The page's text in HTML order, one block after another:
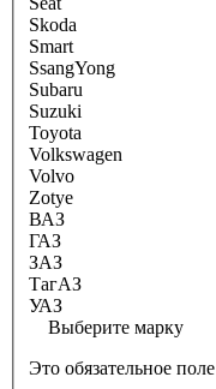
Skoda
Smart
SsangYong
Subaru
Suzuki
Toyota
Volkswagen
Volvo
Zotye
ВАЗ
ГАЗ
ЗАЗ
ТагАЗ
УАЗ
Выберите марку
Это обязательное поле